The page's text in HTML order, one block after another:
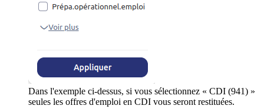
Dans l'exemple ci-dessus, si vous sélectionnez « CDI (941) »
seules les offres d'emploi en CDI vous seront restituées.